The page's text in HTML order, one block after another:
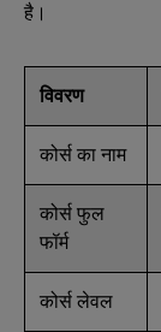
है।
विवरण
कोर्स का नाम
कोर्स फुल
फॉर्म
कोर्स लेवल